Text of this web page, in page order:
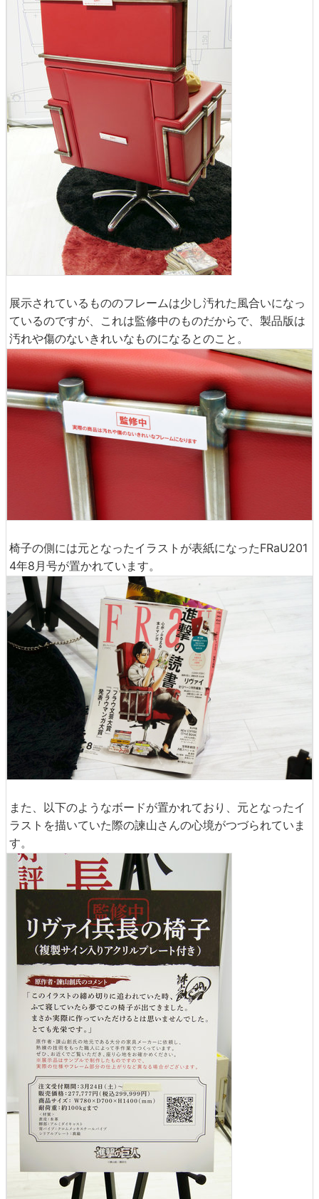
展示されているもののフレームは少し汚れた風合いになっ
ているのですが、これは監修中のものだからで、製品版は
汚れや傷のないきれいなものになるとのこと。
椅子の側には元となったイラストが表紙になったFRaU201
4年8月号が置かれています。
また、以下のようなボードが置かれており、元となったイ
ラストを描いていた際の諫山さんの心境がつづられていま
す。